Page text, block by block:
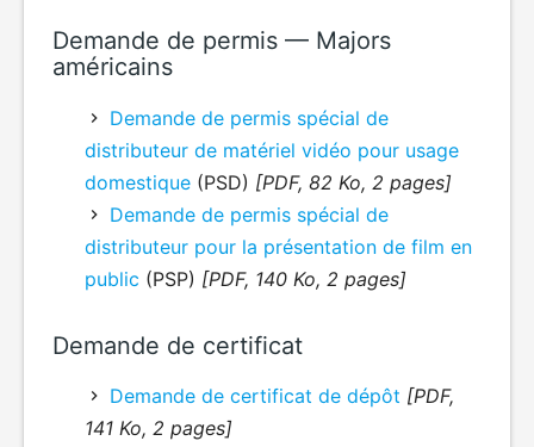
Demande de permis — Majors
américains
Demande de permis spécial de
distributeur de matériel vidéo pour usage
domestique (PSD) [PDF, 82 Ko, 2 pages]
Demande de permis spécial de
distributeur pour la présentation de film en
public (PSP) [PDF, 140 Ko, 2 pages]
Demande de certificat
Demande de certificat de dépôt [PDF,
141 Ko, 2 pages]